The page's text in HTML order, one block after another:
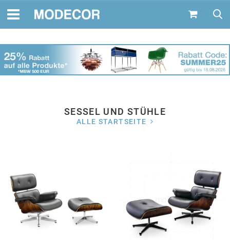
SESSEL UND STÜHLE
ALLE STARTSEITE